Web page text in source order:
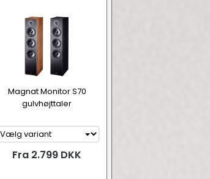
Magnat Monitor S70
gulvhøjttaler
Fra 2.799 DKK